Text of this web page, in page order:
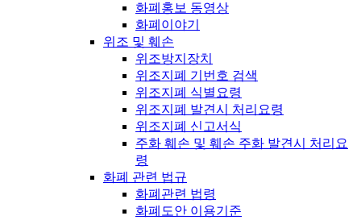
화폐홍보 동영상
화폐이야기
위조 및 훼손
위조방지장치
위조지폐 기번호 검색
위조지폐 식별요령
위조지폐 발견시 처리요령
위조지폐 신고서식
주화 훼손 및 훼손 주화 발견시 처리요
령
화폐 관련 법규
화폐관련 법령
화폐도안 이용기준